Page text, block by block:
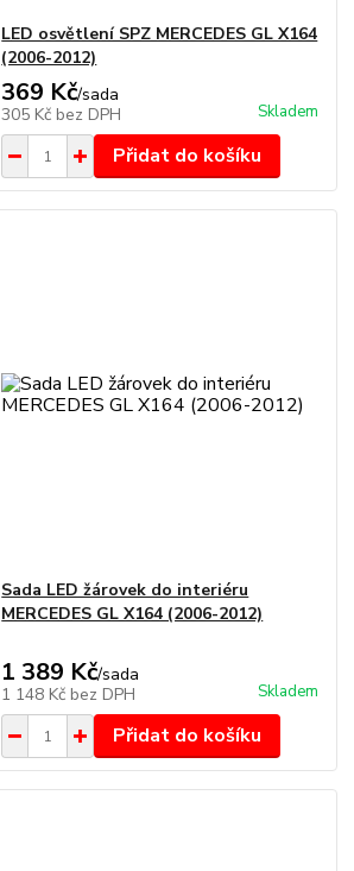
LED osvětlení SPZ MERCEDES GL X164
(2006-2012)
369 Kč/sada
305 Kč bez DPH Skladem
Přidat do košíku
Sada LED žárovek do interiéru
MERCEDES GL X164 (2006-2012)
1 389 Kč/sada
1 148 Kč bez DPH Skladem
Přidat do košíku